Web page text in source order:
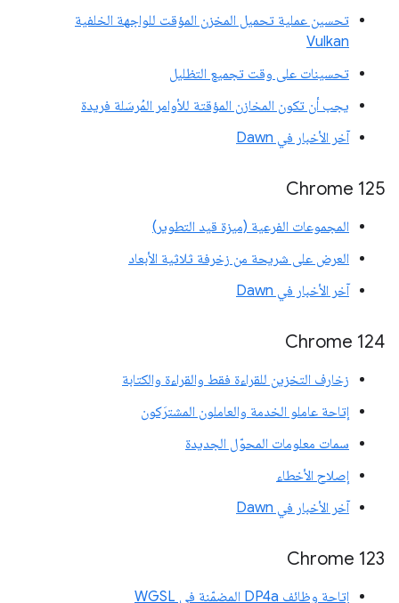
تحسين عملية تحميل المخزن المؤقت للواجهة الخلفية
Vulkan
تحسينات على وقت تجميع التظليل
يجب أن تكون المخازن المؤقتة للأوامر المُرسَلة فريدة
آخر الأخبار في Dawn
Chrome 125
المجموعات الفرعية (ميزة قيد التطوير)
العرض على شريحة من زخرفة ثلاثية الأبعاد
آخر الأخبار في Dawn
Chrome 124
زخارف التخزين للقراءة فقط والقراءة والكتابة
إتاحة عاملو الخدمة والعاملون المشترَكون
سمات معلومات المحوّل الجديدة
إصلاح الأخطاء
آخر الأخبار في Dawn
Chrome 123
إتاحة وظائف DP4a المضمّنة في WGSL